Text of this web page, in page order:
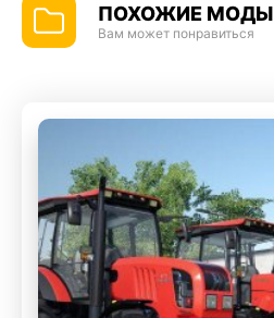
ПОХОЖИЕ МОДЫ
Вам может понравиться